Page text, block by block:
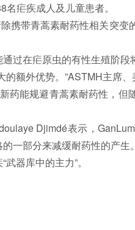
疟疾成人及儿童患者。
带青蒿素耐药性相关突变
过在疟原虫的有性生殖阶
额外优势。”ASTMH主席
能规避青蒿素耐药性，但
Djimdé表示，GanLum
一部分来减缓耐药性的产
器库中的主力”。